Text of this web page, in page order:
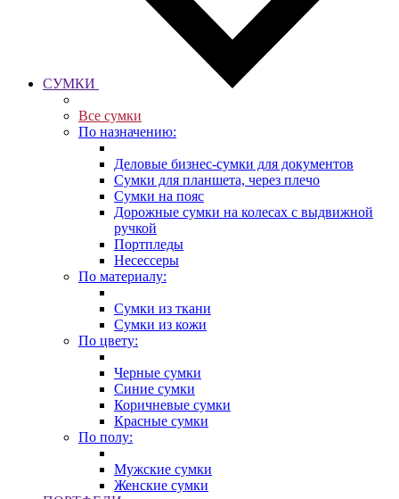
СУМКИ
Все сумки
По назначению:
Деловые бизнес-сумки для документов
Сумки для планшета, через плечо
Сумки на пояс
Дорожные сумки на колесах с выдвижной
ручкой
Портпледы
Несессеры
По материалу:
Сумки из ткани
Сумки из кожи
По цвету:
Черные сумки
Синие сумки
Коричневые сумки
Красные сумки
По полу:
Мужские сумки
Женские сумки